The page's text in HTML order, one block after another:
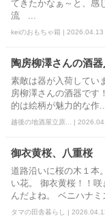
てきたかなぁ～と、感
流 ...
keiのおもちゃ箱 |
陶房柳澤さんの酒
素敵は器が入荷してい
房柳澤さんの酒器で
的は絵柄が魅力的な作...
越後の地酒屋立原... |
御衣黄桜、八重桜
道路沿いに桜の木１本
い花。 御衣黄桜！！
んだよね。 ベニハナミ
タマの田舎暮らし |